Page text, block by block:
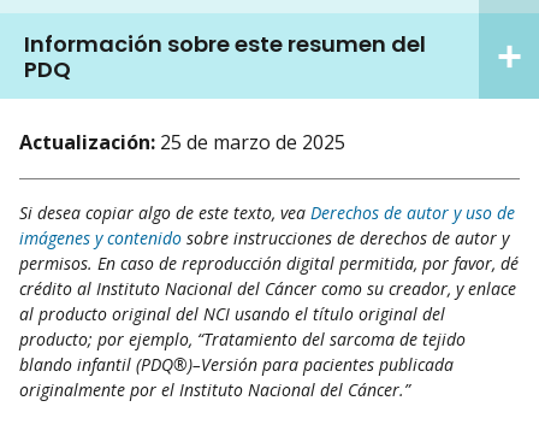
Información sobre este resumen del
PDQ
Actualización: 25 de marzo de 2025
Si desea copiar algo de este texto, vea Derechos de autor y uso de
imágenes y contenido sobre instrucciones de derechos de autor y
permisos. En caso de reproducción digital permitida, por favor, dé
crédito al Instituto Nacional del Cáncer como su creador, y enlace
al producto original del NCI usando el título original del
producto; por ejemplo, “Tratamiento del sarcoma de tejido
blando infantil (PDQ®)–Versión para pacientes publicada
originalmente por el Instituto Nacional del Cáncer.”